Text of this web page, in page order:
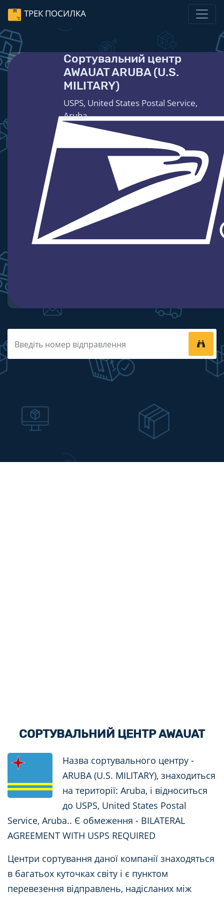
ТРЕК ПОСИЛКА
Сортувальний центр
AWAUAT ARUBA (U.S.
MILITARY)
USPS, United States Postal Service,
Aruba.
СОРТУВАЛЬНИЙ ЦЕНТР AWAUAT
Назва сортувального центру -
ARUBA (U.S. MILITARY), знаходиться
на території: Aruba, і відноситься
до USPS, United States Postal
Service, Aruba.. Є обмеження - BILATERAL
AGREEMENT WITH USPS REQUIRED
Центри сортування даної компанії знаходяться
в багатьох куточках світу і є пунктом
перевезення відправлень, надісланих між